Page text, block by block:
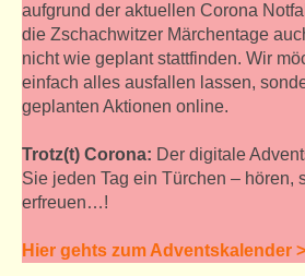
Konzerte
Vorträge
Ausstellungen
Ferienprogramm
aufgrund der aktuellen Corona
die Zschachwitzer Märchentage
nicht wie geplant stattfinden. Wir
einfach alles ausfallen lassen,
geplanten Aktionen online.
Trotz(t) Corona: Der digitale
Sie jeden Tag ein Türchen – hören,
erfreuen…!
Hier gehts zum Adventskalender